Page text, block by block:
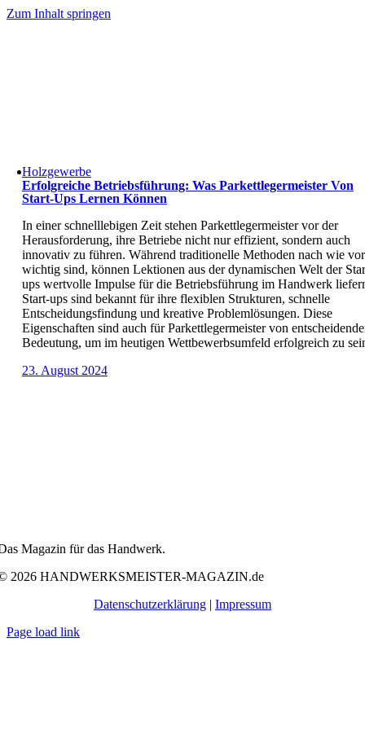
Zum Inhalt springen
Holzgewerbe
Erfolgreiche Betriebsführung: Was Parkettlegermeister Von
Start-Ups Lernen Können
In einer schnelllebigen Zeit stehen Parkettlegermeister vor der
Herausforderung, ihre Betriebe nicht nur effizient, sondern auch
innovativ zu führen. Während traditionelle Methoden nach wie vor
wichtig sind, können Lektionen aus der dynamischen Welt der
ups wertvolle Impulse für die Betriebsführung im Handwerk
Start-ups sind bekannt für ihre flexiblen Strukturen, schnelle
Entscheidungsfindung und kreative Problemlösungen. Diese
Eigenschaften sind auch für Parkettlegermeister von
Bedeutung, um im heutigen Wettbewerbsumfeld erfolgreich zu
23. August 2024
Magazin für das Handwerk.
2026 HANDWERKSMEISTER-MAGAZIN.de
Datenschutzerklärung | Impressum
Page load link